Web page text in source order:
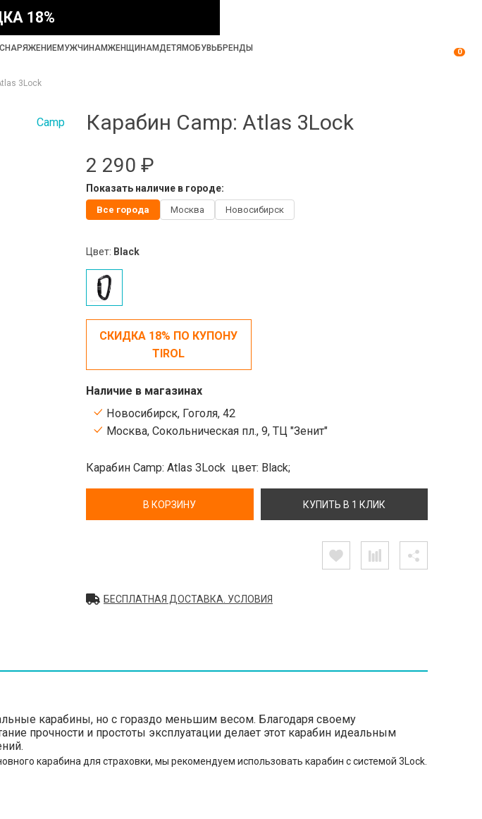
18%
МУЖЧИНАМЖЕНЩИНАМДЕТЯМОБУВЬ БРЕНДЫ 0
3Lock
Camp Карабин Camp: Atlas 3Lock
2 290 ₽
Показать наличие в городе:
Все города Москва Новосибирск
Цвет: Black
СКИДКА 18% ПО КУПОНУ
TIROL
Наличие в магазинах
Новосибирск, Гоголя, 42
Москва, Сокольническая пл., 9, ТЦ "Зенит"
Карабин Camp: Atlas 3Lock цвет: Black;
В КОРЗИНУ КУПИТЬ В 1 КЛИК
БЕСПЛАТНАЯ ДОСТАВКА. УСЛОВИЯ
карабины, но с гораздо меньшим весом. Благодаря своему
прочности и простоты эксплуатации делает этот карабин идеальным
карабина для страховки, мы рекомендуем использовать карабин с системой 3Lock.